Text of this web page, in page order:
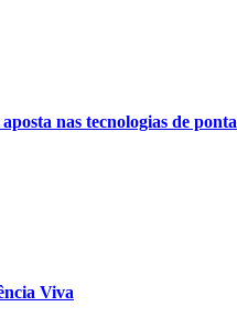
nas tecnologias de ponta
Viva